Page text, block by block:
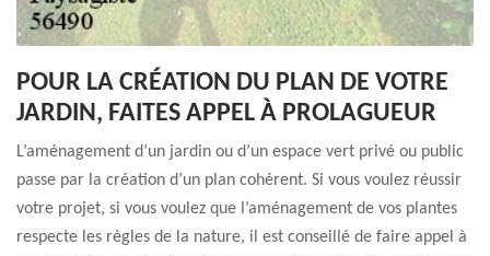
POUR LA CRÉATION DU PLAN DE VOTRE
JARDIN, FAITES APPEL À PROLAGUEUR
L’aménagement d’un jardin ou d’un espace vert privé ou public
passe par la création d’un plan cohérent. Si vous voulez réussir
votre projet, si vous voulez que l’aménagement de vos plantes
respecte les règles de la nature, il est conseillé de faire appel à